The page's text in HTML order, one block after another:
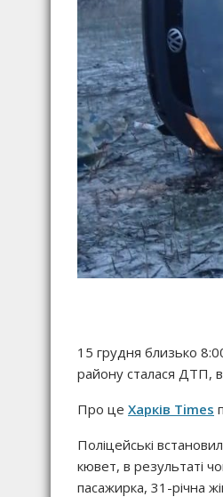
15 грудня близько
району сталася ДТП, в
Про це Харків Times
Поліцейські
кювет, в результаті
пасажирка, 31-річна